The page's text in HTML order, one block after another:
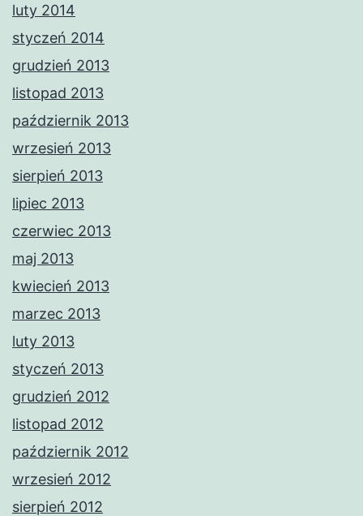
luty 2014
styczeń 2014
grudzień 2013
listopad 2013
październik 2013
wrzesień 2013
sierpień 2013
lipiec 2013
czerwiec 2013
maj 2013
kwiecień 2013
marzec 2013
luty 2013
styczeń 2013
grudzień 2012
listopad 2012
październik 2012
wrzesień 2012
sierpień 2012